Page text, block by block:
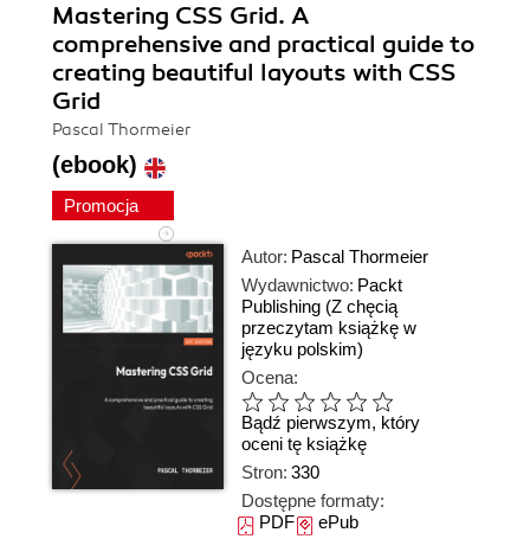
Mastering CSS Grid. A
comprehensive and practical guide to
creating beautiful layouts with CSS
Grid
Pascal Thormeier
(ebook)
Promocja
Autor: Pascal Thormeier
Wydawnictwo: Packt
Publishing (Z chęcią
przeczytam książkę w
języku polskim)
Ocena:
Bądź pierwszym, który
oceni tę książkę
Stron: 330
Dostępne formaty:
PDFePub